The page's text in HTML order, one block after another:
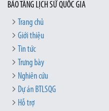
BẢO TÀNG LỊCH SỬ QUỐC GIA
Trang chủ
Giới thiệu
Tin tức
Trưng bày
Nghiên cứu
Dự án BTLSQG
Hỗ trợ